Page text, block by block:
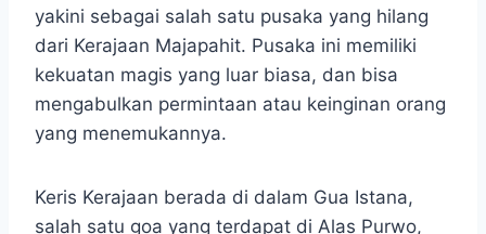
yakini sebagai salah satu pusaka yang hilang
dari Kerajaan Majapahit. Pusaka ini memiliki
kekuatan magis yang luar biasa, dan bisa
mengabulkan permintaan atau keinginan orang
yang menemukannya.
Keris Kerajaan berada di dalam Gua Istana,
salah satu goa yang terdapat di Alas Purwo,